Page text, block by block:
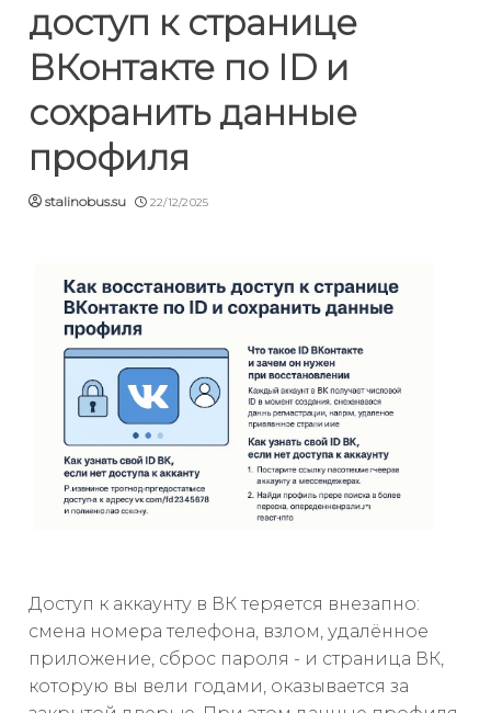
доступ к странице
ВКонтакте по ID и
сохранить данные
профиля
stalinobus.su 22/12/2025
Доступ к аккаунту в ВК теряется внезапно:
смена номера телефона, взлом, удалённое
приложение, сброс пароля - и страница ВК,
которую вы вели годами, оказывается за